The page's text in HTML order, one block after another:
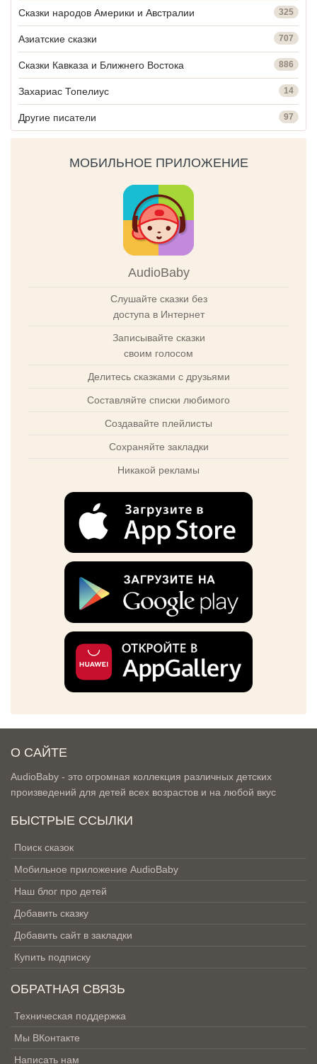
Сказки народов Америки и Австралии 325
Азиатские сказки 707
Сказки Кавказа и Ближнего Востока 886
Захариас Топелиус 14
Другие писатели 97
МОБИЛЬНОЕ ПРИЛОЖЕНИЕ
AudioBaby
Слушайте сказки без
доступа в Интернет
Записывайте сказки
своим голосом
Делитесь сказками с друзьями
Составляйте списки любимого
Создавайте плейлисты
Сохраняйте закладки
Никакой рекламы
О САЙТЕ
AudioBaby - это огромная коллекция различных детских
произведений для детей всех возрастов и на любой вкус
БЫСТРЫЕ ССЫЛКИ
Поиск сказок
Мобильное приложение AudioBaby
Наш блог про детей
Добавить сказку
Добавить сайт в закладки
Купить подписку
ОБРАТНАЯ СВЯЗЬ
Техническая поддержка
Мы ВКонтакте
Написать нам